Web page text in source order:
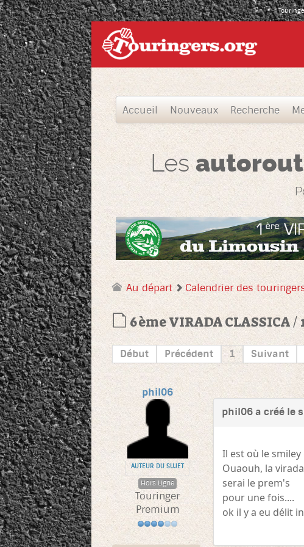
Accueil Nouveaux Recherche
Les
Au départ Calendrier des
6ème VIRADA CLASSICA /
Début Précédent 1 Suivant
phil06
AUTEUR DU SUJET
Hors Ligne
Touringer
Premium
phil06 a créé le
Il est où le smiley
Ouaouh, la
serai le prem's
pour une fois....
ok il y a eu délit